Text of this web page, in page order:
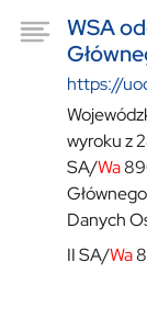
WSA
https://
wyroku z
SA/Wa
Danych
II SA/Wa